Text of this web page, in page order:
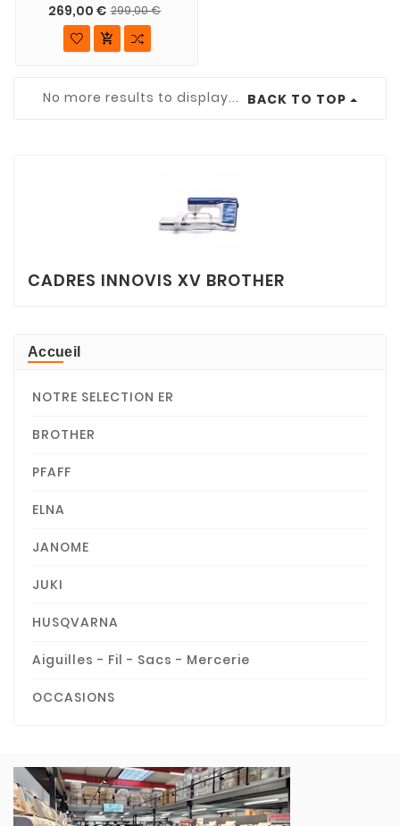
269,00 € 299,00 €

No more results to display... BACK TO TOP
CADRES INNOVIS XV BROTHER
Accueil
NOTRE SELECTION ER
BROTHER
PFAFF
ELNA
JANOME
JUKI
HUSQVARNA
Aiguilles - Fil - Sacs - Mercerie
OCCASIONS